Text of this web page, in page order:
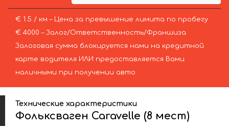
€ 1.5 / км – Цена за превышение лимита по пробегу
€ 4000 – Залог/Ответственность/Франшиза.
Залоговая сумма блокируется нами на кредитной
карте водителя ИЛИ предоставляется Вами
наличными при получении авто.
Технические характеристики
Фольксваген Caravelle (8 мест)